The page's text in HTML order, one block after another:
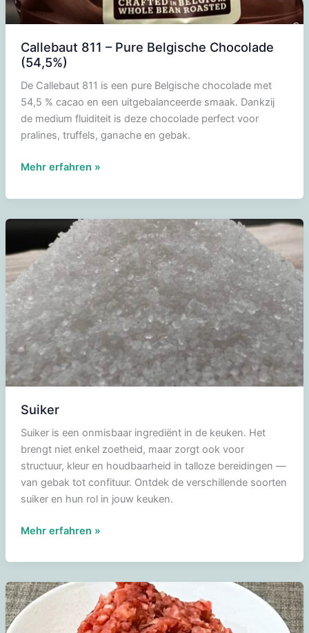
Callebaut 811 – Pure Belgische Chocolade
(54,5%)
De Callebaut 811 is een pure Belgische chocolade met
54,5 % cacao en een uitgebalanceerde smaak. Dankzij
de medium fluiditeit is deze chocolade perfect voor
pralines, truffels, ganache en gebak.
Callebaut
–
Pure
Belgische
Chocolade
(54,5%)
Mehr erfahren »
Suiker
Suiker is een onmisbaar ingrediënt in de keuken. Het
brengt niet enkel zoetheid, maar zorgt ook voor
structuur, kleur en houdbaarheid in talloze bereidingen —
van gebak tot confituur. Ontdek de verschillende soorten
suiker en hun rol in jouw keuken.
Suiker
Mehr erfahren »